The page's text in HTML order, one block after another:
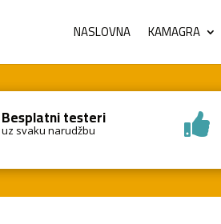
NASLOVNA KAMAGRA
Besplatni testeri
uz svaku narudžbu 